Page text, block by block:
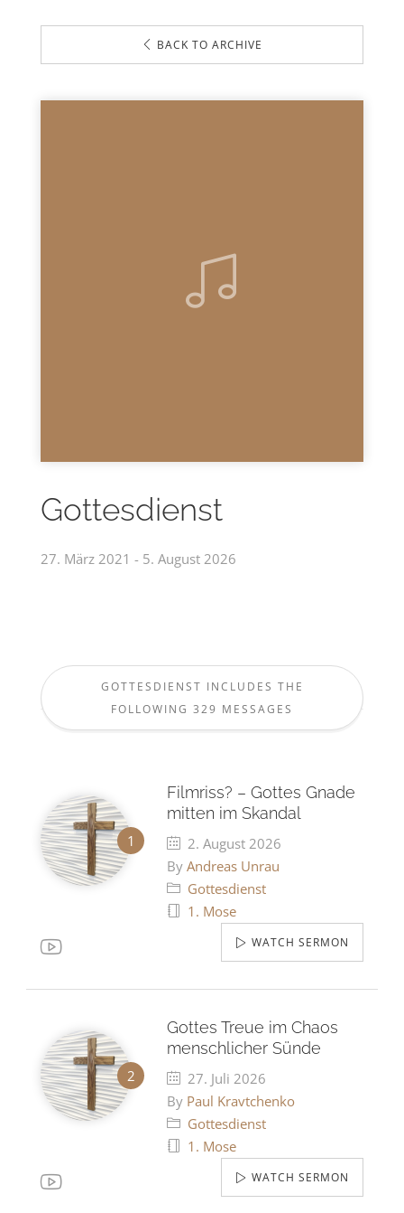
BACK TO ARCHIVE
Gottesdienst
27. März 2021 - 5. August 2026
GOTTESDIENST INCLUDES THE
FOLLOWING 329 MESSAGES
Filmriss? – Gottes Gnade
mitten im Skandal
2. August 2026
By Andreas Unrau
Gottesdienst
1. Mose
WATCH SERMON
Gottes Treue im Chaos
menschlicher Sünde
27. Juli 2026
By Paul Kravtchenko
Gottesdienst
1. Mose
WATCH SERMON